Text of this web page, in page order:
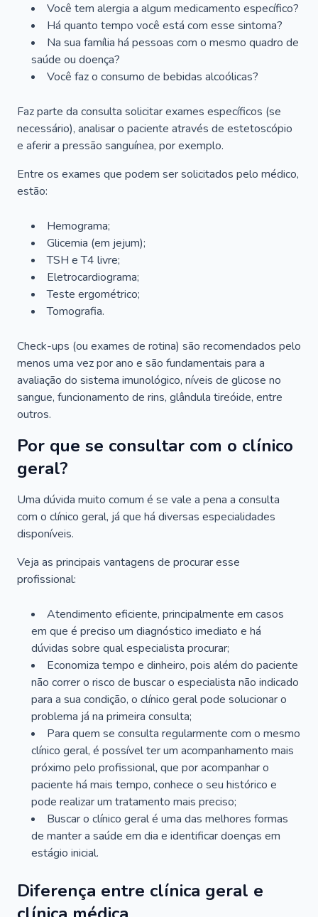
Você tem alergia a algum medicamento específico?
Há quanto tempo você está com esse sintoma?
Na sua família há pessoas com o mesmo quadro de
saúde ou doença?
Você faz o consumo de bebidas alcoólicas?
Faz parte da consulta solicitar exames específicos (se
necessário), analisar o paciente através de estetoscópio
e aferir a pressão sanguínea, por exemplo.
Entre os exames que podem ser solicitados pelo médico,
estão:
Hemograma;
Glicemia (em jejum);
TSH e T4 livre;
Eletrocardiograma;
Teste ergométrico;
Tomografia.
Check-ups (ou exames de rotina) são recomendados pelo
menos uma vez por ano e são fundamentais para a
avaliação do sistema imunológico, níveis de glicose no
sangue, funcionamento de rins, glândula tireóide, entre
outros.
Por que se consultar com o clínico
geral?
Uma dúvida muito comum é se vale a pena a consulta
com o clínico geral, já que há diversas especialidades
disponíveis.
Veja as principais vantagens de procurar esse
profissional:
Atendimento eficiente, principalmente em casos
em que é preciso um diagnóstico imediato e há
dúvidas sobre qual especialista procurar;
Economiza tempo e dinheiro, pois além do paciente
não correr o risco de buscar o especialista não indicado
para a sua condição, o clínico geral pode solucionar o
problema já na primeira consulta;
Para quem se consulta regularmente com o mesmo
clínico geral, é possível ter um acompanhamento mais
próximo pelo profissional, que por acompanhar o
paciente há mais tempo, conhece o seu histórico e
pode realizar um tratamento mais preciso;
Buscar o clínico geral é uma das melhores formas
de manter a saúde em dia e identificar doenças em
estágio inicial.
Diferença entre clínica geral e